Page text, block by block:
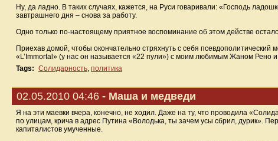
Ну, да ладно. В таких случаях, кажется, на Руси говаривали: «Господь
завтрашнего дня – снова за работу.
Одно только по-настоящему приятное воспоминание об этом действе
Приехав домой, чтобы окончательно стряхнуть с себя
«L’Immortal» (у нас он называется «22 пули») с моим любимым Жаном Рено
Tags: Солидарность, политика
02.05.2010 04:46 - Маша и медведи
Я на эти маевки вчера, конечно, не ходил. Даже на ту, что проводила
по улицам, крича в адрес Путина «Володька, ты зачем усы сбрил, дурик».
капиталистов умученные.